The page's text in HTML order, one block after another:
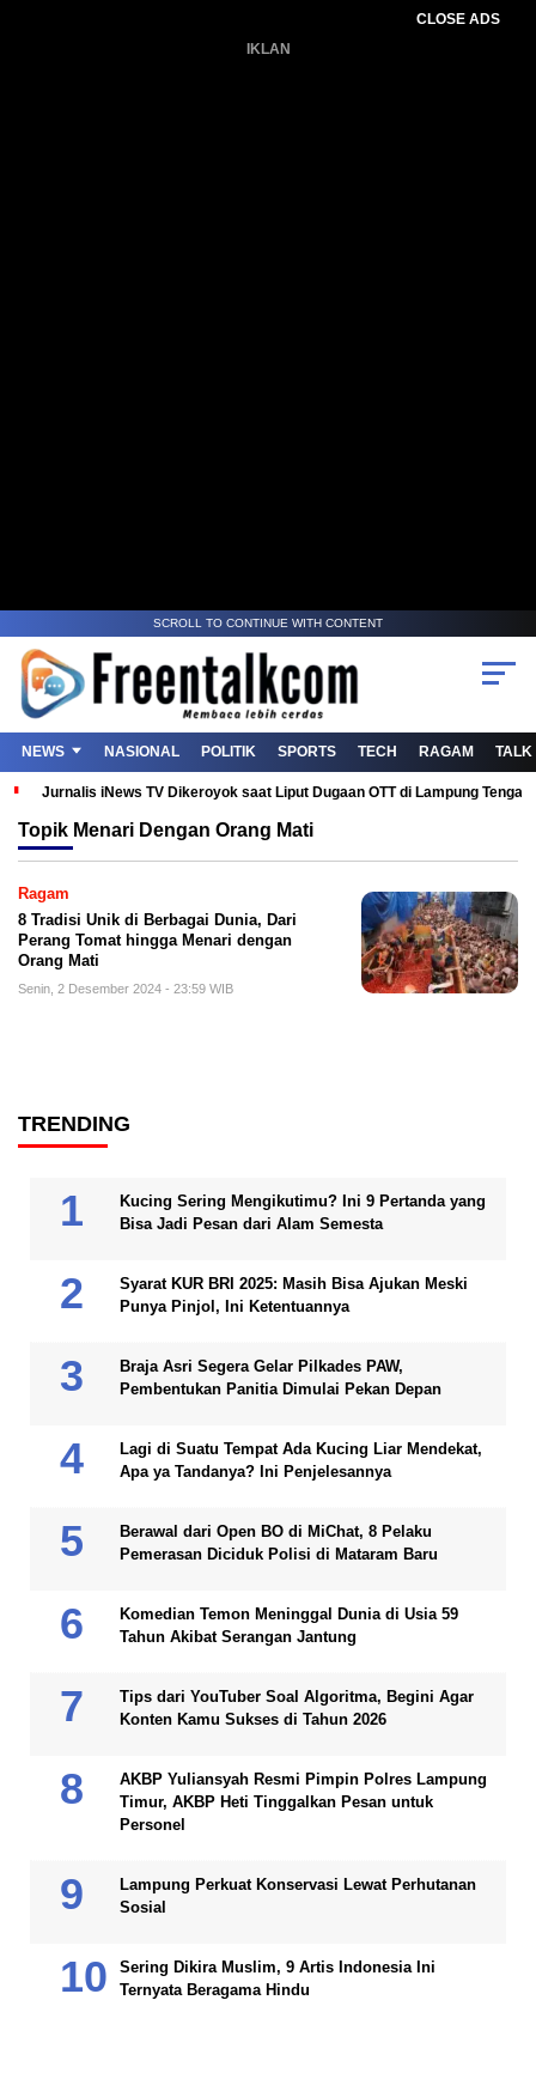
CLOSE ADS
IKLAN
SCROLL TO CONTINUE WITH CONTENT
NEWS NASIONAL POLITIK SPORTS TECH RAGAM TALK
Jurnalis iNews TV Dikeroyok saat Liput Dugaan OTT di Lampung
Topik Menari Dengan Orang Mati
Ragam
8 Tradisi Unik di Berbagai Dunia, Dari
Perang Tomat hingga Menari dengan
Orang Mati
Senin, 2 Desember 2024 - 23:59 WIB
TRENDING
Kucing Sering Mengikutimu? Ini 9 Pertanda yang
Bisa Jadi Pesan dari Alam Semesta
Syarat KUR BRI 2025: Masih Bisa Ajukan Meski
Punya Pinjol, Ini Ketentuannya
Braja Asri Segera Gelar Pilkades PAW,
Pembentukan Panitia Dimulai Pekan Depan
Lagi di Suatu Tempat Ada Kucing Liar Mendekat,
Apa ya Tandanya? Ini Penjelesannya
Berawal dari Open BO di MiChat, 8 Pelaku
Pemerasan Diciduk Polisi di Mataram Baru
Komedian Temon Meninggal Dunia di Usia 59
Tahun Akibat Serangan Jantung
Tips dari YouTuber Soal Algoritma, Begini Agar
Konten Kamu Sukses di Tahun 2026
AKBP Yuliansyah Resmi Pimpin Polres Lampung
Timur, AKBP Heti Tinggalkan Pesan untuk
Personel
Lampung Perkuat Konservasi Lewat Perhutanan
Sosial
Sering Dikira Muslim, 9 Artis Indonesia Ini
Ternyata Beragama Hindu